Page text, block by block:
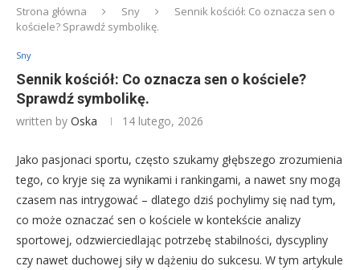
Strona główna Sny
Sennik kościół: Co oznacza sen o
kościele? Sprawdź symbolikę.
Sny
Sennik kościół: Co oznacza sen o kościele?
Sprawdź symbolikę.
written by Oska 14 lutego, 2026
Jako pasjonaci sportu, często szukamy głębszego zrozumienia
tego, co kryje się za wynikami i rankingami, a nawet sny mogą
czasem nas intrygować – dlatego dziś pochylimy się nad tym,
co może oznaczać sen o kościele w kontekście analizy
sportowej, odzwierciedlając potrzebę stabilności, dyscypliny
czy nawet duchowej siły w dążeniu do sukcesu. W tym artykule